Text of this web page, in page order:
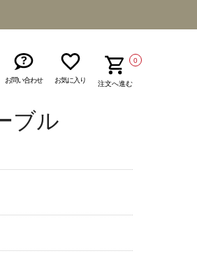
お問い合わせ お気に入り
0
注文へ進む
ブル